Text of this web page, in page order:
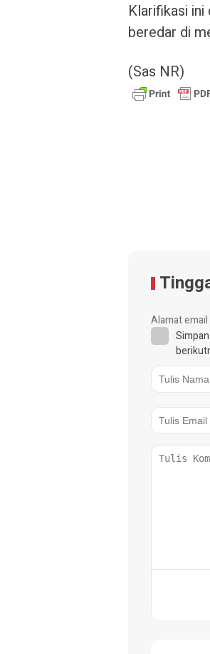
Klarifikasi
beredar di
(Sas NR)
Alamat